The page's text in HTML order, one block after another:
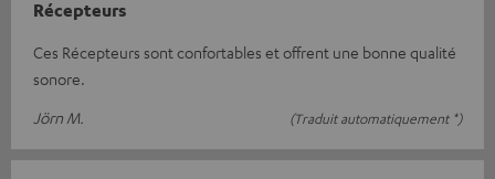
Récepteurs
Ces Récepteurs sont confortables et offrent une bonne qualité
sonore.
Jörn M.
(Traduit automatiquement *)